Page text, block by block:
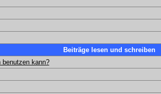
Beiträge lesen und schreiben
kann?